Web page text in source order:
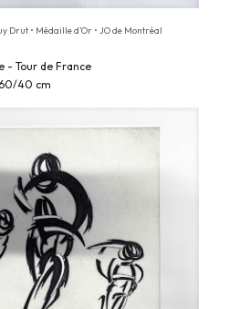
Drut • Médaille d’Or • JO de Montréal
- Tour de France
60/40 cm